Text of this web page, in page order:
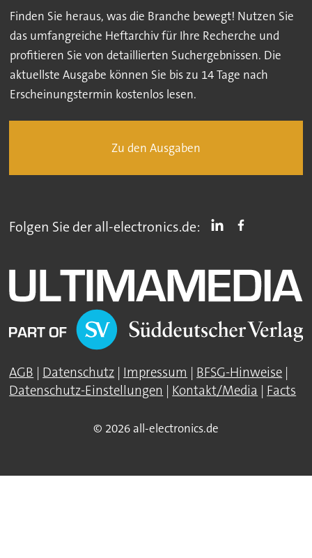
Finden Sie heraus, was die Branche bewegt! Nutzen Sie
das umfangreiche Heftarchiv für Ihre Recherche und
profitieren Sie von detaillierten Suchergebnissen. Die
aktuellste Ausgabe können Sie bis zu 14 Tage nach
Erscheinungstermin kostenlos lesen.
Zu den Ausgaben
Folgen Sie der all-electronics.de:
AGB | Datenschutz | Impressum | BFSG-Hinweise |
Datenschutz-Einstellungen | Kontakt/Media | Facts
© 2026 all-electronics.de